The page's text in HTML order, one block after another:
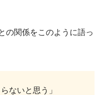
の関係をこのように語っ
ないと思う」